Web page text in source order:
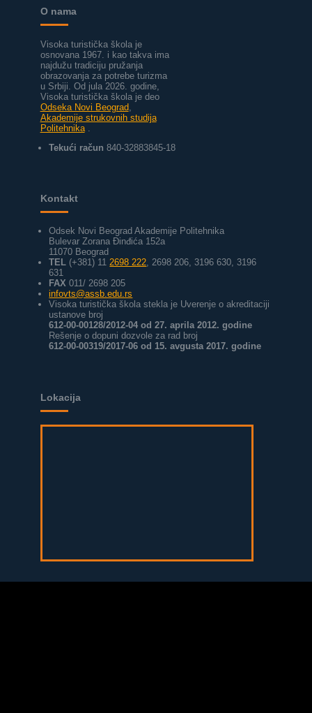
O nama
Visoka turistička škola je
osnovana 1967. i kao takva ima
najdužu tradiciju pružanja
obrazovanja za potrebe turizma
u Srbiji. Od jula 2026. godine,
Visoka turistička škola je deo
Odseka Novi Beograd
Akademije strukovnih studija
Politehnika
Tekući račun 840-32883845-18
Kontakt
Odsek Novi Beograd Akademije Politehnika
Bulevar Zorana Đinđića 152a
11070 Beograd
TEL (+381) 112698 222, 2698 206, 3196 630, 3196
631
FAX 011/ 2698 205
infovts@assb.edu.rs
Visoka turistička škola stekla je Uverenje o akreditaciji
ustanove broj
612-00-00128/2012-04 od 27. aprila 2012. godine
Rešenje o dopuni dozvole za rad broj
612-00-00319/2017-06 od 15. avgusta 2017. godine
Lokacija